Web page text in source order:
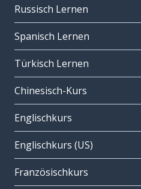
Russisch Lernen
Spanisch Lernen
Türkisch Lernen
Chinesisch-Kurs
Englischkurs
Englischkurs (US)
Französischkurs